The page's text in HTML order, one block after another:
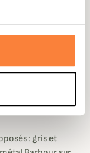
fourrure
et
et leur forme
et très
: gris et